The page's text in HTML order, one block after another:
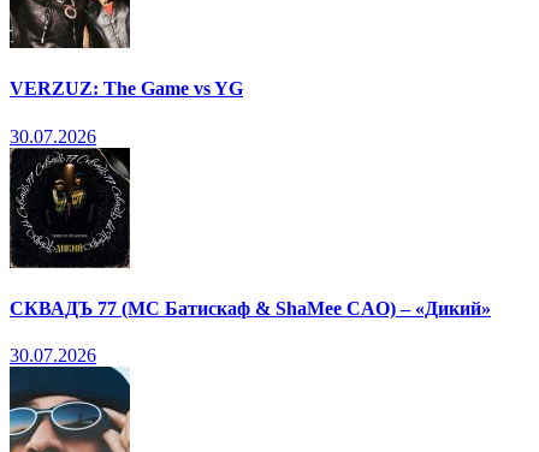
VERZUZ: The Game vs YG
30.07.2026
СКВАДЪ 77 (МС Батискаф & ShaMee CAO) – «Дикий»
30.07.2026